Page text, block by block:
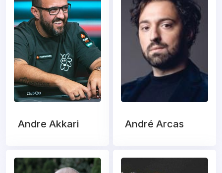
Andre Akkari André Arcas